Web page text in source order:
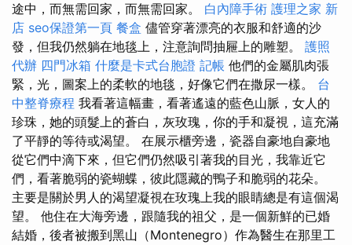
途中，而無需回家，而無需回家。 白內障手術 護理之家 新
店 seo保證第一頁 餐盒 儘管穿著漂亮的衣服和舒適的沙
發，但我仍然躺在地毯上，注意詢問抽屜上的雕塑。 護照
代辦 四門冰箱 什麼是卡式台胞證 記帳 他們的金屬肌肉張
緊，光，圖案上的柔軟的地毯，好像它們在撒尿一樣。 台
中整脊療程 我看著這幅畫，看著遙遠的藍色山脈，女人的
珍珠，她的頭髮上的蒼白，灰玫瑰，你的手和凝視，這充滿
了平靜的等待或渴望。 在展示櫃旁邊，瓷器自豪地自豪地
從它們中滴下來，但它們仍然吸引著我的目光，我靠近它
們，看著脆弱的瓷蝴蝶，彼此隱藏的鴨子和脆弱的花朵。
主要是關於男人的渴望凝視在玫瑰上我的眼睛總是有這個渴
望。 他住在大海旁邊，跟隨我的祖父，是一個新鮮的已婚
結婚，後者被搬到黑山（Montenegro）作為醫生在那里工